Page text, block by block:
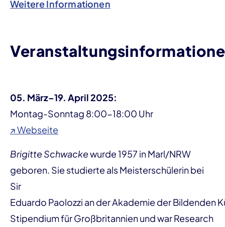
Weitere Informationen
05. März–19. April 2025:
Montag-Sonntag 8:00-18:00 Uhr
↗ Webseite
Brigitte Schwackewurde 1957 in Marl/NRW
geboren. Sie studierte als Meisterschülerin bei
Sir
Eduardo Paolozzi an der Akademie der Bildenden
Stipendium für Großbritannien und war Research